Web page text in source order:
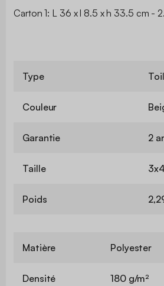
Carton 1: L 36 x l 8.5 x h 33.5 cm -
Type
Couleur
Garantie 2
Taille
Poids
Matière Polyester
Densité 180 g/m²